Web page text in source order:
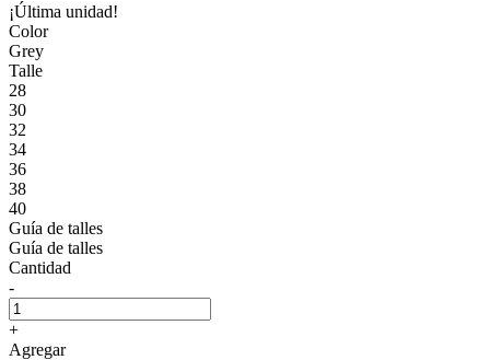
¡Última unidad!
Color
Grey
Talle
28
30
32
34
36
38
40
Guía de talles
Guía de talles
Cantidad
-
+
Agregar